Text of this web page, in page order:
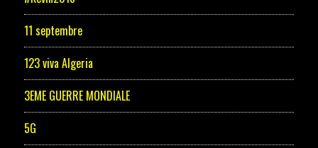
11 septembre
123 viva Algeria
3EME GUERRE MONDIALE
5G